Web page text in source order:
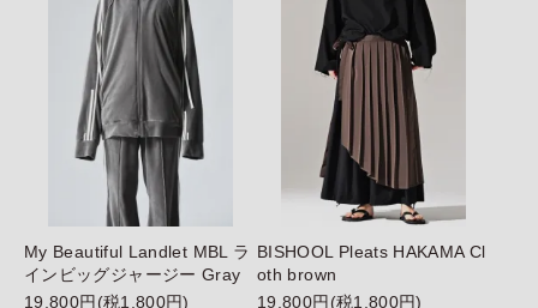
My Beautiful Landlet MBL ラ
インビッグジャージー Gray
19,800円(税1,800円)
BISHOOL Pleats HAKAMA Cl
oth brown
19,800円(税1,800円)